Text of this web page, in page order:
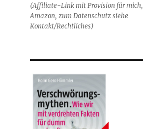
(Affiliate-Link mit Provision für mich,
Amazon, zum Datenschutz siehe
Kontakt/Rechtliches)